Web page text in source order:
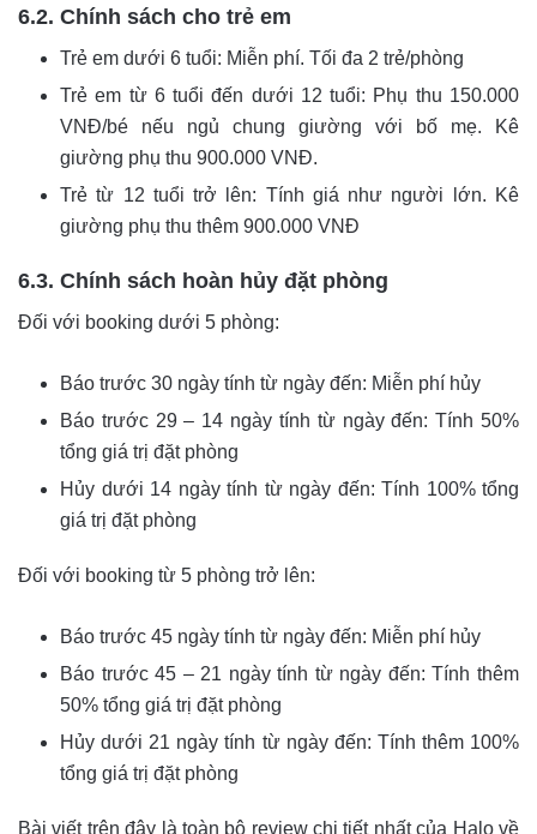
6.2. Chính sách cho trẻ em
Trẻ em dưới 6 tuổi: Miễn phí. Tối đa 2 trẻ/phòng
Trẻ em từ 6 tuổi đến dưới 12 tuổi: Phụ thu 150.000
VNĐ/bé nếu ngủ chung giường với bố mẹ. Kê
giường phụ thu 900.000 VNĐ.
Trẻ từ 12 tuổi trở lên: Tính giá như người lớn. Kê
giường phụ thu thêm 900.000 VNĐ
6.3. Chính sách hoàn hủy đặt phòng
Đối với booking dưới 5 phòng:
Báo trước 30 ngày tính từ ngày đến: Miễn phí hủy
Báo trước 29 – 14 ngày tính từ ngày đến: Tính 50%
tổng giá trị đặt phòng
Hủy dưới 14 ngày tính từ ngày đến: Tính 100% tổng
giá trị đặt phòng
Đối với booking từ 5 phòng trở lên:
Báo trước 45 ngày tính từ ngày đến: Miễn phí hủy
Báo trước 45 – 21 ngày tính từ ngày đến: Tính thêm
50% tổng giá trị đặt phòng
Hủy dưới 21 ngày tính từ ngày đến: Tính thêm 100%
tổng giá trị đặt phòng
Bài viết trên đây là toàn bộ review chi tiết nhất của Halo về